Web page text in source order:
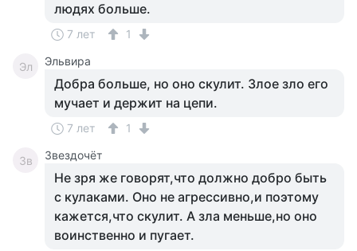
людях больше.
7 лет 1
Эл Эльвира
Добра больше, но оно скулит. Злое зло его
мучает и держит на цепи.
7 лет 1
Зв Звездочёт
Не зря же говорят,что должно добро быть
с кулаками. Оно не агрессивно,и поэтому
кажется,что скулит. А зла меньше,но оно
воинственно и пугает.